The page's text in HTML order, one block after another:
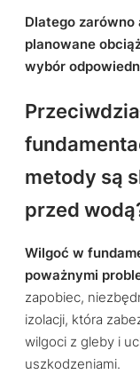
Dlatego zarówno
planowane
wybór
metody są
przed
Wilgoć w
poważnymi
zapobiec,
izolacji, która
wilgoci z gleby i
uszkodzeniami.